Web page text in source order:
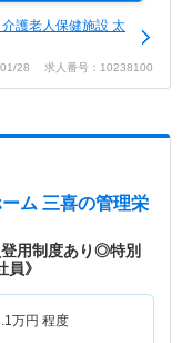
護老人保健施設 太
01/28 求人番号：10238100
ム 三喜の管理栄
登用制度あり◎特別
》
万円 程度